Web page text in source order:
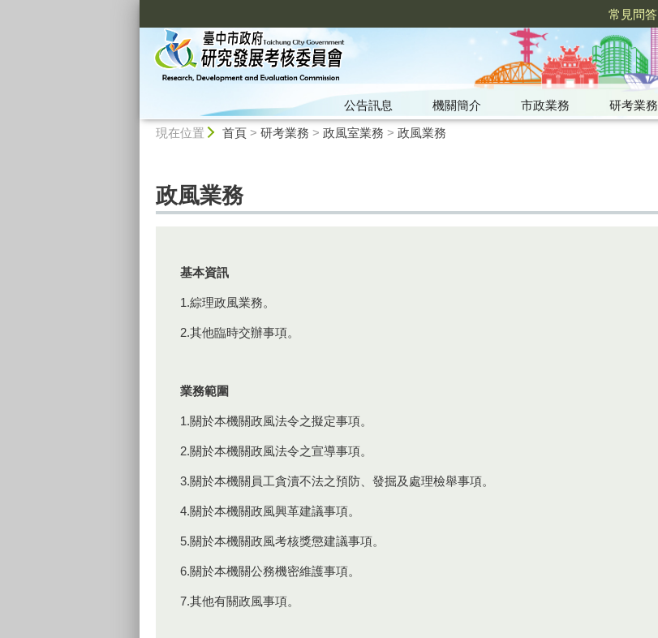
常見問答
公告訊息 機關簡介 市政業務 研考業務
現在位置 首頁> 研考業務 > 政風室業務 > 政風業務
政風業務
基本資訊
1.綜理政風業務。
2.其他臨時交辦事項。
業務範圍
1.關於本機關政風法令之擬定事項。
2.關於本機關政風法令之宣導事項。
3.關於本機關員工貪瀆不法之預防、發掘及處理檢舉事項。
4.關於本機關政風興革建議事項。
5.關於本機關政風考核獎懲建議事項。
6.關於本機關公務機密維護事項。
7.其他有關政風事項。